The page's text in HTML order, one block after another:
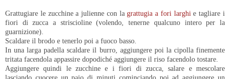
Grattugiare le zucchine a julienne con lagrattugia a fori larghi e tagliare i
fiori di zucca a striscioline (volendo, tenerne qualcuno intero per la
guarnizione).
Scaldare il brodo e tenerlo poi a fuoco basso.
In una larga padella scaldare il burro, aggiungere poi la cipolla finemente
tritata facendola appassire dopodiché aggiungere il riso facendolo tostare.
Aggiungere quindi le zucchine e i fiori di zucca, salare e mescolare